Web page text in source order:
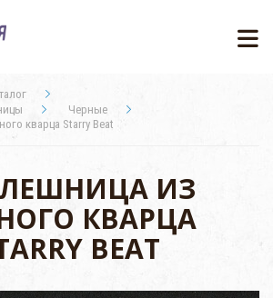
Черные
кварца Starry Beat
ИЗ
КВАРЦА
BEAT